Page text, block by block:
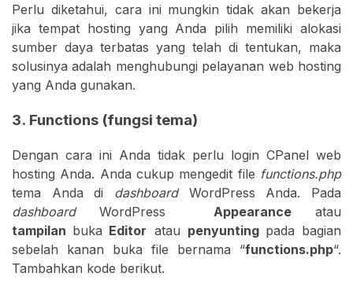
Perlu diketahui, cara ini mungkin tidak akan bekerja
jika tempat hosting yang Anda pilih memiliki alokasi
sumber daya terbatas yang telah di tentukan, maka
solusinya adalah menghubungi pelayanan web hosting
yang Anda gunakan.
3. Functions (fungsi tema)
Dengan cara ini Anda tidak perlu login CPanel web
hosting Anda. Anda cukup mengedit file functions.php
tema Anda di dashboardWordPress Anda. Pada
dashboardWordPress Appearanceatau
tampilan buka Editor atau penyunting pada bagian
sebelah kanan buka file bernama “functions.php“.
Tambahkan kode berikut.